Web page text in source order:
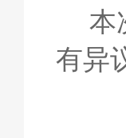
本
有异